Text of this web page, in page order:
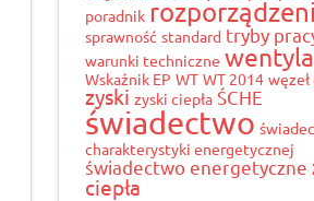
poradnik
sprawność standard tryby
warunki techniczne
Wskaźnik EP WT WT 2014
zyski zyski ciepła ŚCHE
świadectwo
charakterystyki energetycznej
świadectwo energetyczne
ciepła